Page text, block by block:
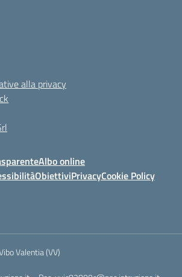
alla privacy
Albo online
ObiettiviPrivacyCookie Policy
Valentia (VV)